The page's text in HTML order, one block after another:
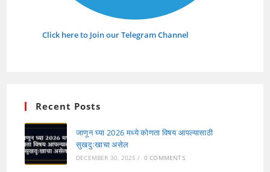
Click here to Join our Telegram Channel
Recent Posts
जाणून घ्या 2026 मध्ये कोणता विषय आपल्यासाठी
सुखदुःखाचा असेल
DECEMBER 30, 2025 / 0 COMMENTS